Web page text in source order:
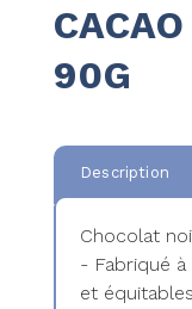
CACAO
90G
Description
Chocolat
- Fabriqué
et